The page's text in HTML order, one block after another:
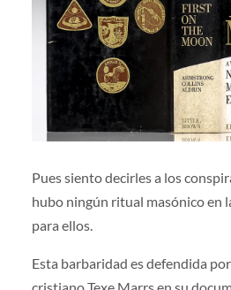
Pues siento decirles a los
hubo ningún ritual masónico en
para ellos.
Esta barbaridad es defendida
cristiano Texe Marrs en su